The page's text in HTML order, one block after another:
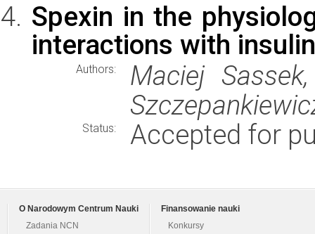
Spexin in the
interactions with insulin
Authors:
Maciej
Status: Accepted for
O Narodowym Centrum Nauki
Zadania NCN
Finansowanie nauki
Konkursy